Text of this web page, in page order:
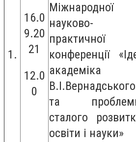
1.
16.0
9.20
21
12.0
0
Міжнародної
науково-
практичної
конференції
академіка
В.І.Вернадського
та
сталого
освіти і науки»